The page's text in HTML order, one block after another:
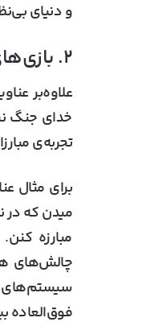
و دنیای
۲. بازی‌های اکشن و مبارزه بر اساس اسطوره‌ها
علاوه‌بر
خدای جنگ
تجربه‌ی
میدن که در
مبارزه
چالش‌های
سیستم‌های
فوق‌العاده